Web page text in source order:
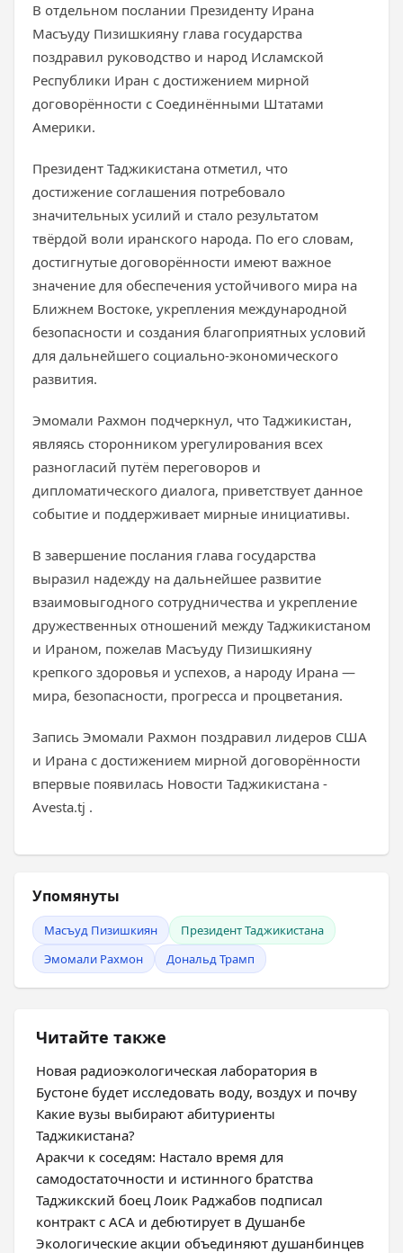
В отдельном послании Президенту Ирана
Масъуду Пизишкияну глава государства
поздравил руководство и народ Исламской
Республики Иран с достижением мирной
договорённости с Соединёнными Штатами
Америки.
Президент Таджикистана отметил, что
достижение соглашения потребовало
значительных усилий и стало результатом
твёрдой воли иранского народа. По его словам,
достигнутые договорённости имеют важное
значение для обеспечения устойчивого мира на
Ближнем Востоке, укрепления международной
безопасности и создания благоприятных условий
для дальнейшего социально-экономического
развития.
Эмомали Рахмон подчеркнул, что Таджикистан,
являясь сторонником урегулирования всех
разногласий путём переговоров и
дипломатического диалога, приветствует данное
событие и поддерживает мирные инициативы.
В завершение послания глава государства
выразил надежду на дальнейшее развитие
взаимовыгодного сотрудничества и укрепление
дружественных отношений между Таджикистаном
и Ираном, пожелав Масъуду Пизишкияну
крепкого здоровья и успехов, а народу Ирана —
мира, безопасности, прогресса и процветания.
Запись Эмомали Рахмон поздравил лидеров США
и Ирана с достижением мирной договорённости
впервые появилась Новости Таджикистана -
Avesta.tj .
Упомянуты
Масъуд Пизишкиян
Президент Таджикистана
Эмомали Рахмон
Дональд Трамп
Читайте также
Новая радиоэкологическая лаборатория в
Бустоне будет исследовать воду, воздух и почву
Какие вузы выбирают абитуриенты
Таджикистана?
Аракчи к соседям: Настало время для
самодостаточности и истинного братства
Таджикский боец Лоик Раджабов подписал
контракт с ACA и дебютирует в Душанбе
Экологические акции объединяют душанбинцев